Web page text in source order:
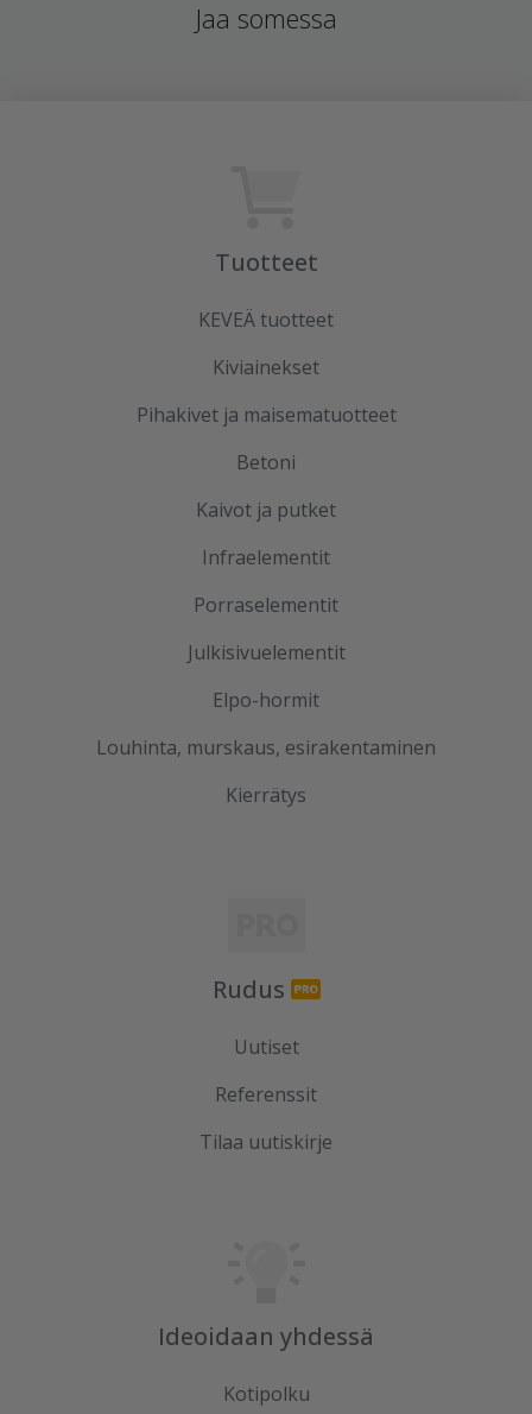
Jaa somessa
Tuotteet
KEVEÄ tuotteet
Kiviainekset
Pihakivet ja maisematuotteet
Betoni
Kaivot ja putket
Infraelementit
Porraselementit
Julkisivuelementit
Elpo-hormit
Louhinta, murskaus, esirakentaminen
Kierrätys
Rudus
Uutiset
Referenssit
Tilaa uutiskirje
Ideoidaan yhdessä
Kotipolku